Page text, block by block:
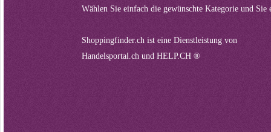
Wählen Sie einfach die gewünschte Kategorie und
Shoppingfinder.ch ist eine Dienstleistung von
Handelsportal.ch und HELP.CH ®